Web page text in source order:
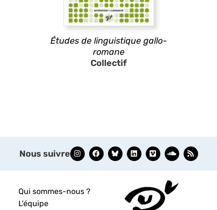
Études de linguistique gallo-
romane
Collectif
Nous suivre
Qui sommes-nous ?
L’équipe